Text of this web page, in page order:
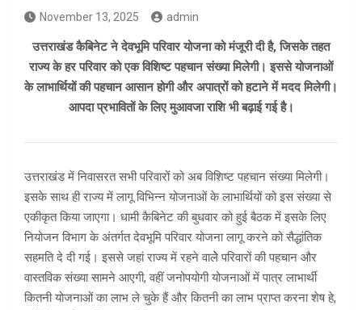
November 13, 2025 admin
उत्तराखंड कैबिनेट ने देवभूमि परिवार योजना को मंजूरी दी है, जिसके तहत
राज्य के हर परिवार को एक विशिष्ट पहचान संख्या मिलेगी। इससे योजनाओं
के लाभार्थियों की पहचान आसान होगी और अपात्रों को हटाने में मदद मिलेगी।
आपदा प्रभावितों के लिए मुआवजा राशि भी बढ़ाई गई है।
उत्तराखंड में निवासरत सभी परिवारों को अब विशिष्ट पहचान संख्या मिलेगी।
इसके साथ ही राज्य में लागू विभिन्न योजनाओं के लाभार्थियों को इस संख्या से
एकीकृत किया जाएगा। धामी कैबिनेट की बुधवार को हुई बैठक में इसके लिए
नियोजन विभाग के अंतर्गत देवभूमि परिवार योजना लागू करने को सैद्धांतिक
सहमति दे दी गई। इससे जहां राज्य में रहने वालेे परिवारों की पहचान और
वास्तविक संख्या सामने आएगी, वहीं जनोपयोगी योजनाओं में पात्र लाभार्थी
कितनी योजनाओं का लाभ ले चुके हैं और कितनी का लाभ प्राप्त करना शेष हे,